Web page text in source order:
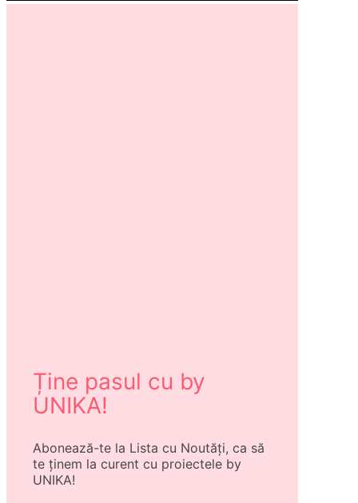
Ține pasul cu by
UNIKA!
Abonează-te la Lista cu Noutăți, ca să
te ținem la curent cu proiectele by
UNIKA!